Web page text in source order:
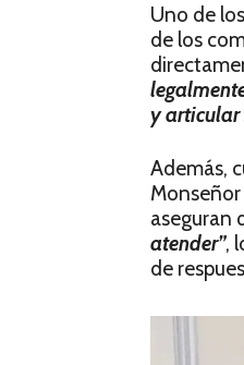
Uno de
de los
y articular
Además,
aseguran
atender”,
de